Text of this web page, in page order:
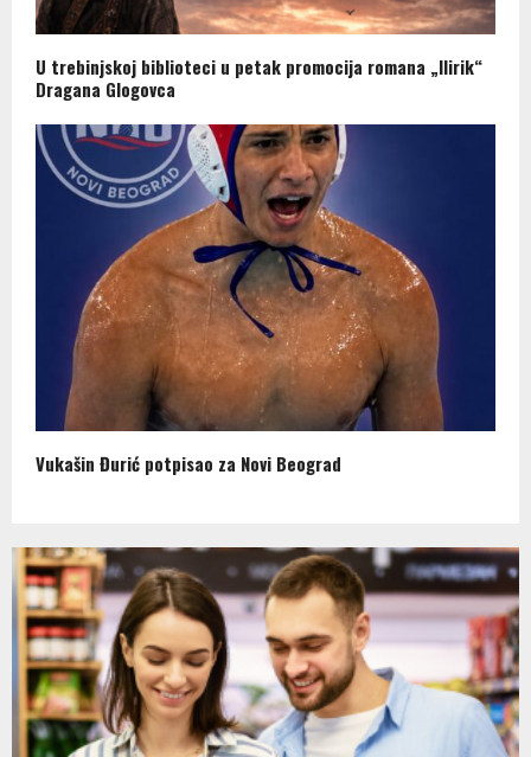
U trebinjskoj biblioteci u petak promocija romana „Ilirik“
Dragana Glogovca
Vukašin Đurić potpisao za Novi Beograd